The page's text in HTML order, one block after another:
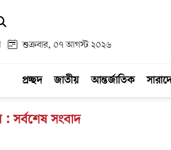
শুক্রবার, ০৭ আগস্ট ২০২৬
প্রচ্ছদ জাতীয় আন্তর্জাতিক
: সর্বশেষ সংবাদ